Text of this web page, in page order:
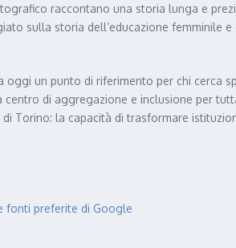
raccontano una storia lunga e
sulla storia dell’educazione femminile e
oggi un punto di riferimento per chi
di aggregazione e inclusione per
Torino: la capacità di trasformare
fonti preferite di Google